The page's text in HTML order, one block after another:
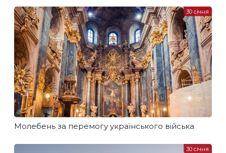
Молебень за перемогу українського війська
30 січня
30 січня